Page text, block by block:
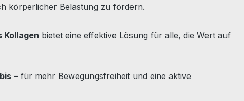
körperlicher Belastung zu fördern.
Kollagen bietet eine effektive Lösung für alle, die Wert auf
– für mehr Bewegungsfreiheit und eine aktive